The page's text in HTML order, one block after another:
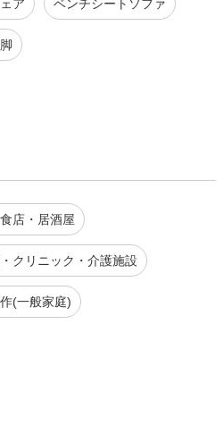
ア ベンチシートソファ
店・居酒屋
クリニック・介護施設
(一般家庭)